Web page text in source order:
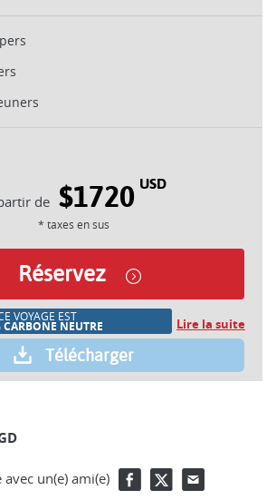
$1720 USD
* taxes en sus
Réservez
VOYAGE EST
CARBONE NEUTRE Lire la suite
Télécharger
un(e) ami(e)